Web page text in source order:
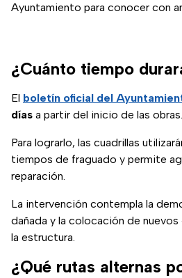
Ayuntamiento para conocer con
¿Cuánto tiempo
El boletín oficial del
días a partir del inicio de las obras.
Para lograrlo, las cuadrillas
tiempos de fraguado y permite
reparación.
La intervención contempla la
dañada y la colocación de
la estructura.
¿Qué rutas alternas